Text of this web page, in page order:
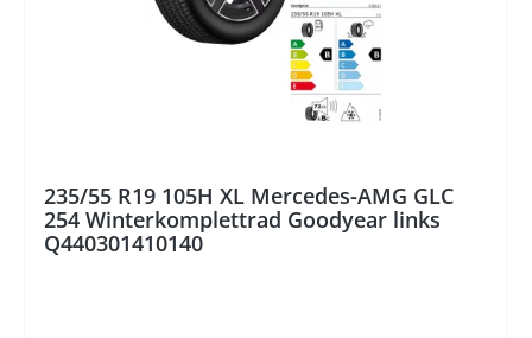
235/55 R19 105H XL Mercedes-AMG GLC
254 Winterkomplettrad Goodyear links
Q440301410140